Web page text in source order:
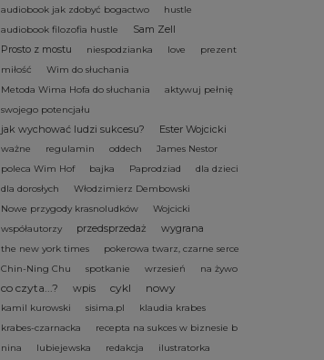
audiobook jak zdobyć bogactwo
hustle
audiobook filozofia hustle
Sam Zell
Prosto z mostu
niespodzianka love
prezent
miłość
Wim do słuchania
Metoda Wima Hofa do słuchania
aktywuj pełnię
swojego potencjału
jak wychować ludzi sukcesu? Ester Wojcicki
ważne regulamin oddech
James Nestor
poleca Wim Hof
bajka Paprodziad
dla dzieci
dla dorosłych
Włodzimierz Dembowski
Nowe przygody krasnoludków
Wojcicki
współautorzy
przedsprzedaż wygrana
the new york times
pokerowa twarz, czarne serce
Chin-Ning Chu
spotkanie wrzesień na żywo
co czyta...? wpis cykl nowy
kamil kurowski sisima.pl
klaudia krabes
krabes-czarnacka
recepta na sukces w biznesie b
nina
lubiejewska redakcja
ilustratorka